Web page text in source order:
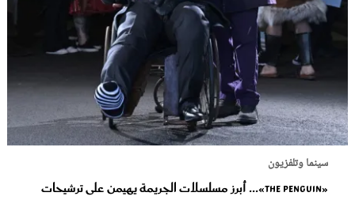
سينما وتلفزيون
«The Penguin»... أبرز مسلسلات الجريمة يهيمن على ترشيحات